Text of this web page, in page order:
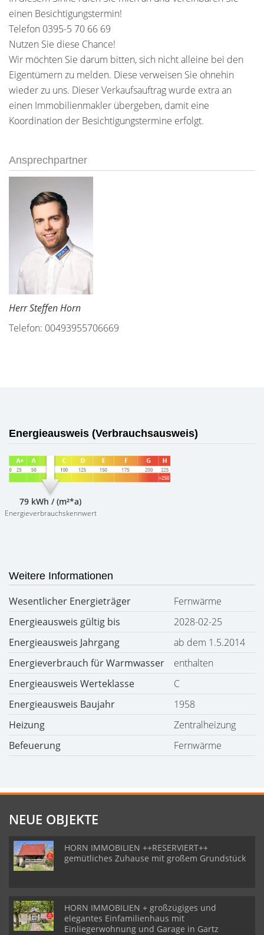
einen Besichtigungstermin!
Telefon 0395-5 70 66 69
Nutzen Sie diese Chance!
Wir möchten Sie darum bitten, sich nicht alleine bei den
Eigentümern zu melden. Diese verweisen Sie ohnehin
wieder zu uns. Dieser Verkaufsauftrag wurde extra an
einen Immobilienmakler übergeben, damit eine
Koordination der Besichtigungstermine erfolgt.
Ansprechpartner
Herr Steffen Horn
Telefon: 00493955706669
Energieausweis (Verbrauchsausweis)
79 kWh / (m²*a)
Energieverbrauchskennwert
Weitere Informationen
Wesentlicher Energieträger
Fernwärme
Energieausweis gültig bis
2028-02-25
Energieausweis Jahrgang
ab dem 1.5.2014
Energieverbrauch für Warmwasser
enthalten
Energieausweis Werteklasse
C
Energieausweis Baujahr
1958
Heizung
Zentralheizung
Befeuerung
Fernwärme
NEUE OBJEKTE
HORN IMMOBILIEN ++RESERVIERT++
gemütliches Zuhause mit großem Grundstück
HORN IMMOBILIEN + großzügiges und
elegantes Einfamilienhaus mit
Einliegerwohnung und Garage in Gartz